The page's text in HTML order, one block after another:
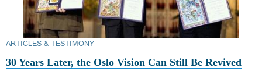
ARTICLES & TESTIMONY
30 Years Later, the Oslo Vision Can Still Be Revived